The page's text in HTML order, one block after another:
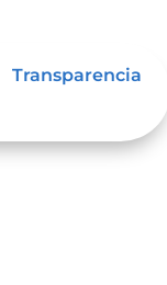
Transparencia